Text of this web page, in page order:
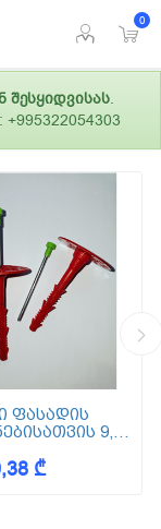
0
შესყიდვისას.
ფასადის
9,5
₾